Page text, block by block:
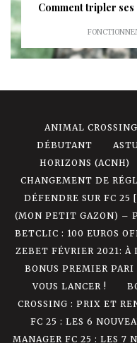
Comment tripler ses
ANIMAL
DÉBUTANT
HORIZONS (ACNH)
CHANGEMENT DE
DÉFENDRE SUR FC 25
(MON PETIT GAZON) –
BETCLIC : 100 EUROS
ZEBET FÉVRIER 2021: À
BONUS PREMIER
VOUS LANCER !
CROSSING : PRIX ET
FC 25 : LES 6
MANAGER FC 25 : LES 7